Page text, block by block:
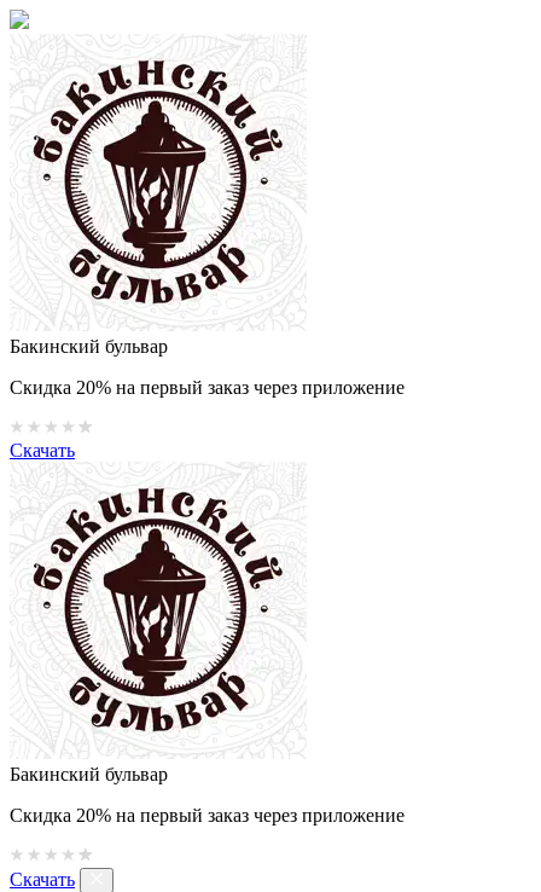
Бакинский бульвар
Скидка 20% на первый заказ через приложение
Скачать
Бакинский бульвар
Скидка 20% на первый заказ через приложение
Скачать